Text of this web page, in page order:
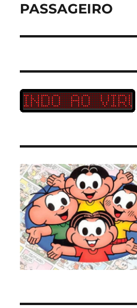
post:
PASSAGEIRO